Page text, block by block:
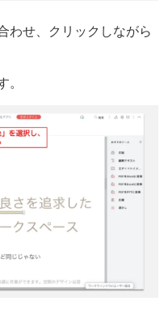
わせ、クリックしながら